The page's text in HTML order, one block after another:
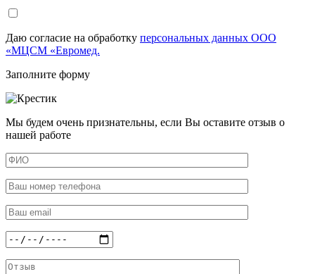
Даю согласие на обработку персональных данных ООО
«МЦСМ «Евромед.
Заполните форму
Мы будем очень признательны, если Вы оставите отзыв о
нашей работе